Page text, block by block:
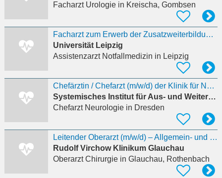
Facharzt Urologiein Kreischa, Gombsen
Facharzt zum Erwerb der Zusatzweiterbildung Klinische Akut- und Notfallmedizin (m/w/d)
Universität Leipzig
Assistenzarzt Notfallmedizin in Leipzig
Chefärztin / Chefarzt (m/w/d) der Klinik für Neurologie
Systemisches Institut für Aus- und Weiterbildung Freiburg - Klinik für Psychosomatische Medizin un
Chefarzt Neurologiein Dresden
Leitender Oberarzt (m/w/d) – Allgemein- und Viszeralchirurgie
Rudolf Virchow Klinikum Glauchau
Oberarzt Chirurgiein Glauchau, Rothenbach